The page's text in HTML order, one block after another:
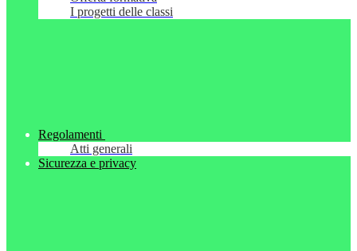
I progetti delle classi
Regolamenti
Atti generali
Sicurezza e privacy